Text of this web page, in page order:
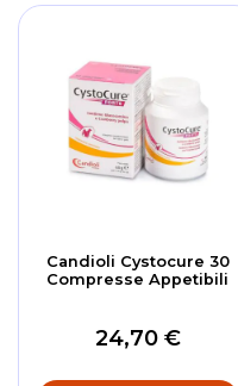
Candioli Cystocure 30
Compresse Appetibili
24,70 €